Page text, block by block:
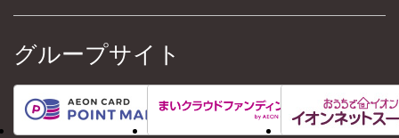
グループサイト